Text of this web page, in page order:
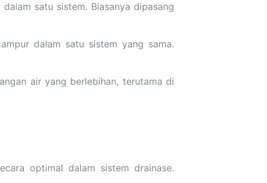
satu sistem. Biasanya dipasang
dalam satu sistem yang sama.
air yang berlebihan, terutama di
optimal dalam sistem drainase.